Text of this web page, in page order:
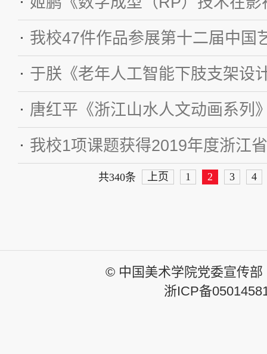
我校47件作品参展第十二届中国
共340条 上页 1 2 3 4
© 中国美术学院党委宣传
浙ICP备